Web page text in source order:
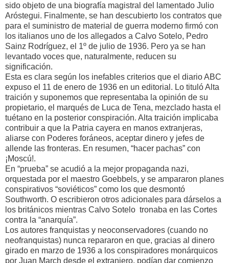
sido objeto de una biografía magistral del lamentado Julio
Aróstegui. Finalmente, se han descubierto los contratos que
para el suministro de material de guerra moderno firmó con
los italianos uno de los allegados a Calvo Sotelo, Pedro
Sainz Rodríguez, el 1º de julio de 1936. Pero ya se han
levantado voces que, naturalmente, reducen su
significación.
Esta es clara según los inefables criterios que el diario ABC
expuso el 11 de enero de 1936 en un editorial. Lo tituló Alta
traición y suponemos que representaba la opinión de su
propietario, el marqués de Luca de Tena, mezclado hasta el
tuétano en la posterior conspiración. Alta traición implicaba
contribuir a que la Patria cayera en manos extranjeras,
aliarse con Poderes foráneos, aceptar dinero y jefes de
allende las fronteras. En resumen, “hacer pachas” con
¡Moscú!.
En “prueba” se acudió a la mejor propaganda nazi,
orquestada por el maestro Goebbels, y se ampararon planes
conspirativos “soviéticos” como los que desmontó
Southworth. O escribieron otros adicionales para dárselos a
los británicos mientras Calvo Sotelo tronaba en las Cortes
contra la “anarquía”.
Los autores franquistas y neoconservadores (cuando no
neofranquistas) nunca repararon en que, gracias al dinero
girado en marzo de 1936 a los conspiradores monárquicos
por Juan March desde el extranjero, podían dar comienzo